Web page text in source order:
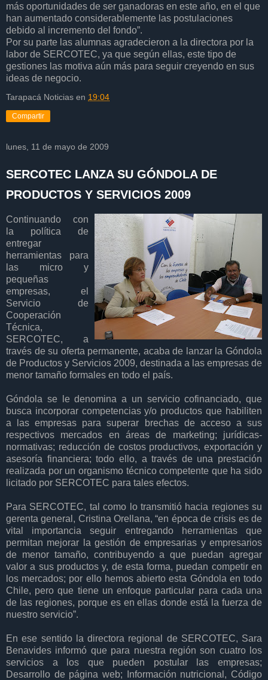
más oportunidades de ser ganadoras en este año, en el que
han aumentado considerablemente las postulaciones
debido al incremento del fondo”.
Por su parte las alumnas agradecieron a la directora por la
labor de SERCOTEC, ya que según ellas, este tipo de
gestiones las motiva aún más para seguir creyendo en sus
ideas de negocio.
Tarapacá Noticias en 19:04
Compartir
lunes, 11 de mayo de 2009
SERCOTEC LANZA SU GÓNDOLA DE
PRODUCTOS Y SERVICIOS 2009
Continuando con
la política de
entregar
herramientas para
las micro y
pequeñas
empresas, el
Servicio de
Cooperación
Técnica,
SERCOTEC, a
través de su oferta permanente, acaba de lanzar la Góndola
de Productos y Servicios 2009, destinada a las empresas de
menor tamaño formales en todo el país.
Góndola se le denomina a un servicio cofinanciado, que
busca incorporar competencias y/o productos que habiliten
a las empresas para superar brechas de acceso a sus
respectivos mercados en áreas de marketing; jurídicas-
normativas; reducción de costos productivos, exportación y
asesoría financiera; todo ello, a través de una prestación
realizada por un organismo técnico competente que ha sido
licitado por SERCOTEC para tales efectos.
Para SERCOTEC, tal como lo transmitió hacia regiones su
gerenta general, Cristina Orellana, “en época de crisis es de
vital importancia seguir entregando herramientas que
permitan mejorar la gestión de empresarias y empresarios
de menor tamaño, contribuyendo a que puedan agregar
valor a sus productos y, de esta forma, puedan competir en
los mercados; por ello hemos abierto esta Góndola en todo
Chile, pero que tiene un enfoque particular para cada una
de las regiones, porque es en ellas donde está la fuerza de
nuestro servicio”.
En ese sentido la directora regional de SERCOTEC, Sara
Benavides informó que para nuestra región son cuatro los
servicios a los que pueden postular las empresas;
Desarrollo de página web; Información nutricional, Código